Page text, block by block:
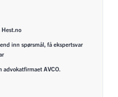
inn spørsmål, få ekspertsvar
advokatfirmaet AVCO.